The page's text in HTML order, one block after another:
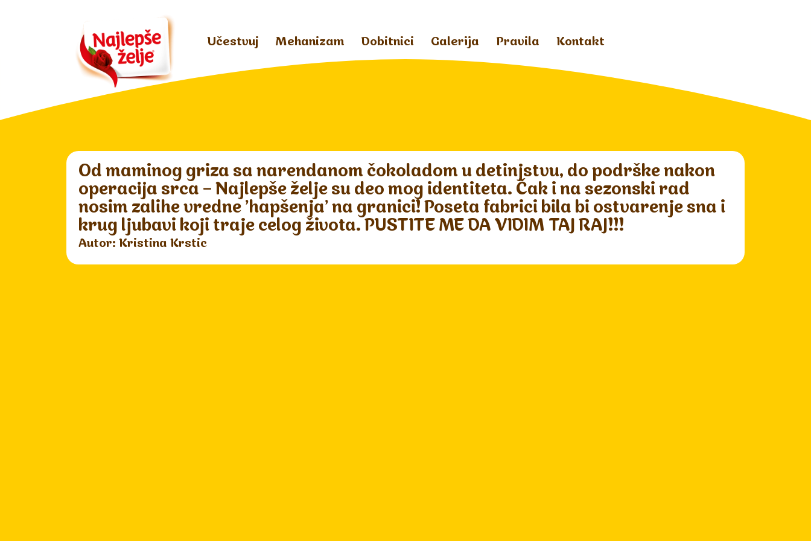
Učestvuj Mehanizam Dobitnici Galerija Pravila Kontakt
Od maminog griza sa narendanom čokoladom u detinjstvu, do podrške nakon
operacija srca – Najlepše želje su deo mog identiteta. Čak i na sezonski rad
nosim zalihe vredne 'hapšenja' na granici! Poseta fabrici bila bi ostvarenje sna i
krug ljubavi koji traje celog života. PUSTITE ME DA VIDIM TAJ RAJ!!!
Autor: Kristina Krstic